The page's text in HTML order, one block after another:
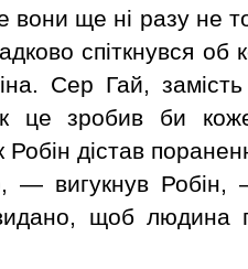
вони ще ні разу не
спіткнувся об
Сер Гай,
це зробив би
дістав
— вигукнув Робін,
щоб людина